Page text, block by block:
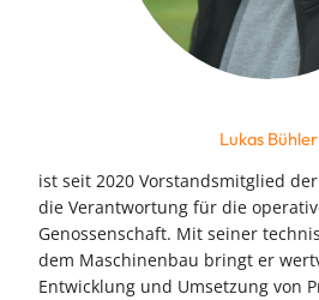
Lukas Bühler
ist seit 2020 Vorstandsmitglied
die Verantwortung für die
Genossenschaft. Mit seiner
dem Maschinenbau bringt er
Entwicklung und Umsetzung von